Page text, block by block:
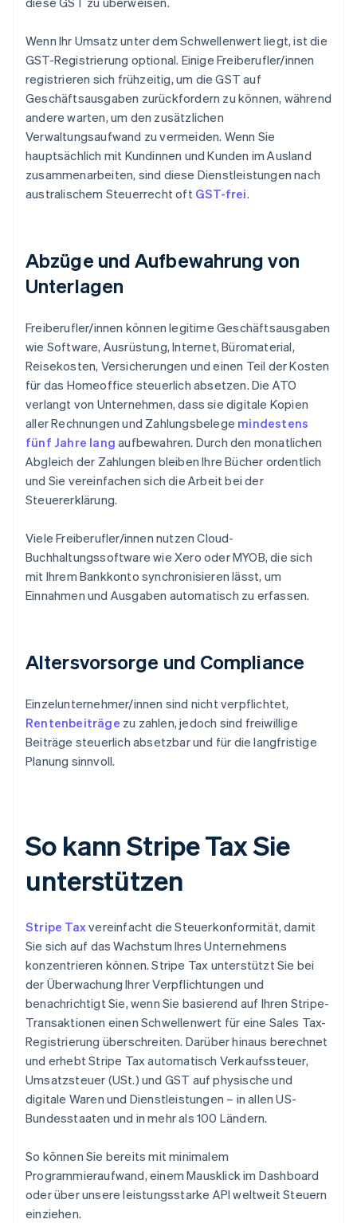
Wenn Ihr Umsatz unter dem Schwellenwert liegt, ist die
GST-Registrierung optional. Einige Freiberufler/innen
registrieren sich frühzeitig, um die GST auf
Geschäftsausgaben zurückfordern zu können, während
andere warten, um den zusätzlichen
Verwaltungsaufwand zu vermeiden. Wenn Sie
hauptsächlich mit Kundinnen und Kunden im Ausland
zusammenarbeiten, sind diese Dienstleistungen nach
australischem Steuerrecht oft GST-frei.
Abzüge und Aufbewahrung von
Unterlagen
Freiberufler/innen können legitime Geschäftsausgaben
wie Software, Ausrüstung, Internet, Büromaterial,
Reisekosten, Versicherungen und einen Teil der Kosten
für das Homeoffice steuerlich absetzen. Die ATO
verlangt von Unternehmen, dass sie digitale Kopien
aller Rechnungen und Zahlungsbelege mindestens
fünf Jahre lang aufbewahren. Durch den monatlichen
Abgleich der Zahlungen bleiben Ihre Bücher ordentlich
und Sie vereinfachen sich die Arbeit bei der
Steuererklärung.
Viele Freiberufler/innen nutzen Cloud-
Buchhaltungssoftware wie Xero oder MYOB, die sich
mit Ihrem Bankkonto synchronisieren lässt, um
Einnahmen und Ausgaben automatisch zu erfassen.
Altersvorsorge und Compliance
Einzelunternehmer/innen sind nicht verpflichtet,
Rentenbeiträge zu zahlen, jedoch sind freiwillige
Beiträge steuerlich absetzbar und für die langfristige
Planung sinnvoll.
So kann Stripe Tax Sie
unterstützen
Stripe Taxvereinfacht die Steuerkonformität, damit
Sie sich auf das Wachstum Ihres Unternehmens
konzentrieren können. Stripe Tax unterstützt Sie bei
der Überwachung Ihrer Verpflichtungen und
benachrichtigt Sie, wenn Sie basierend auf Ihren Stripe-
Transaktionen einen Schwellenwert für eine Sales Tax-
Registrierung überschreiten. Darüber hinaus berechnet
und erhebt Stripe Tax automatisch Verkaufssteuer,
Umsatzsteuer (USt.) und GST auf physische und
digitale Waren und Dienstleistungen – in allen US-
Bundesstaaten und in mehr als 100 Ländern.
So können Sie bereits mit minimalem
Programmieraufwand, einem Mausklick im Dashboard
oder über unsere leistungsstarke API weltweit Steuern
einziehen.